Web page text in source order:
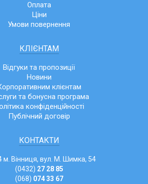
Оплата
Ціни
Умови повернення
КЛІЄНТАМ
Відгуки та пропозиції
Новини
клієнтам
та бонусна програма
конфіденційності
Публічний договір
КОНТАКТИ
м. Вінниця, вул. М. Шимка, 54
(0432) 27 28 85
(068) 074 33 67